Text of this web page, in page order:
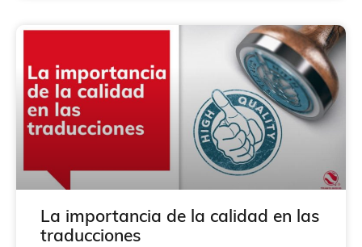
La importancia de la calidad en las
traducciones